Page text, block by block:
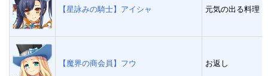
【星詠みの騎士】アイシャ 元気の出る料理
【魔界の商会員】フウ お返し